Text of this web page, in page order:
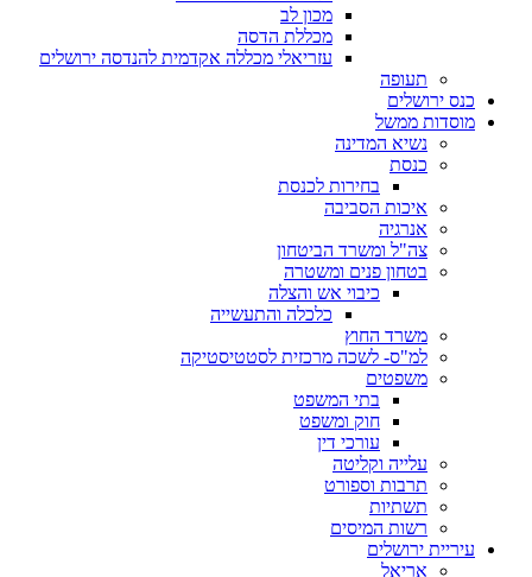
מכון לב
מכללת הדסה
עזריאלי מכללה אקדמית להנדסה ירושלים
תעופה
כנס ירושלים
מוסדות ממשל
נשיא המדינה
כנסת
בחירות לכנסת
איכות הסביבה
אנרגיה
צה"ל ומשרד הביטחון
בטחון פנים ומשטרה
כיבוי אש והצלה
כלכלה והתעשייה
משרד החוץ
למ"ס- לשכה מרכזית לסטטיסטיקה
משפטים
בתי המשפט
חוק ומשפט
עורכי דין
עלייה וקליטה
תרבות וספורט
תשתיות
רשות המיסים
עיריית ירושלים
אריאל